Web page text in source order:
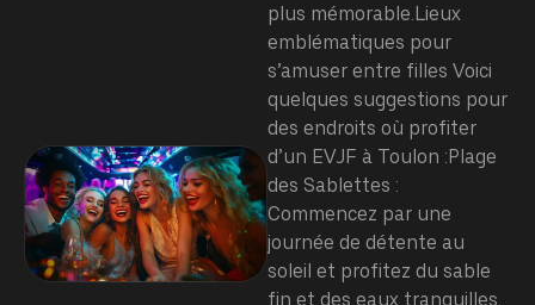
plus mémorable.Lieux
emblématiques pour
s’amuser entre filles Voici
quelques suggestions pour
des endroits où profiter
d’un EVJF à Toulon :Plage
des Sablettes :
Commencez par une
journée de détente au
soleil et profitez du sable
fin et des eaux tranquilles.